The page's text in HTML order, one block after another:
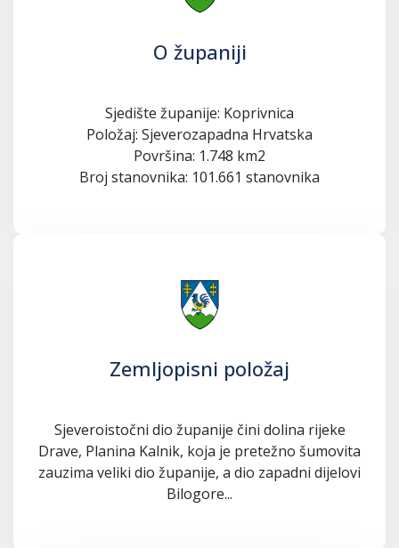
O županiji
Sjedište županije: Koprivnica
Položaj: Sjeverozapadna Hrvatska
Površina: 1.748 km2
Broj stanovnika: 101.661 stanovnika
Zemljopisni položaj
Sjeveroistočni dio županije čini dolina rijeke
Drave, Planina Kalnik, koja je pretežno šumovita
zauzima veliki dio županije, a dio zapadni dijelovi
Bilogore...